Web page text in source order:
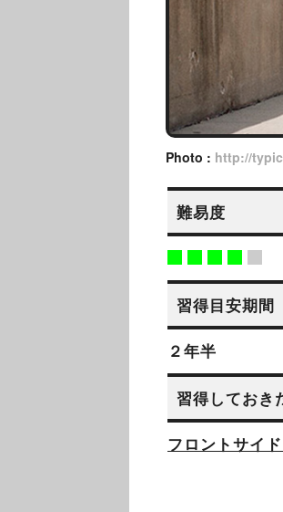
Photo : http://
難易度
習得目安期間
２年半
習得しておき
フロントサイ